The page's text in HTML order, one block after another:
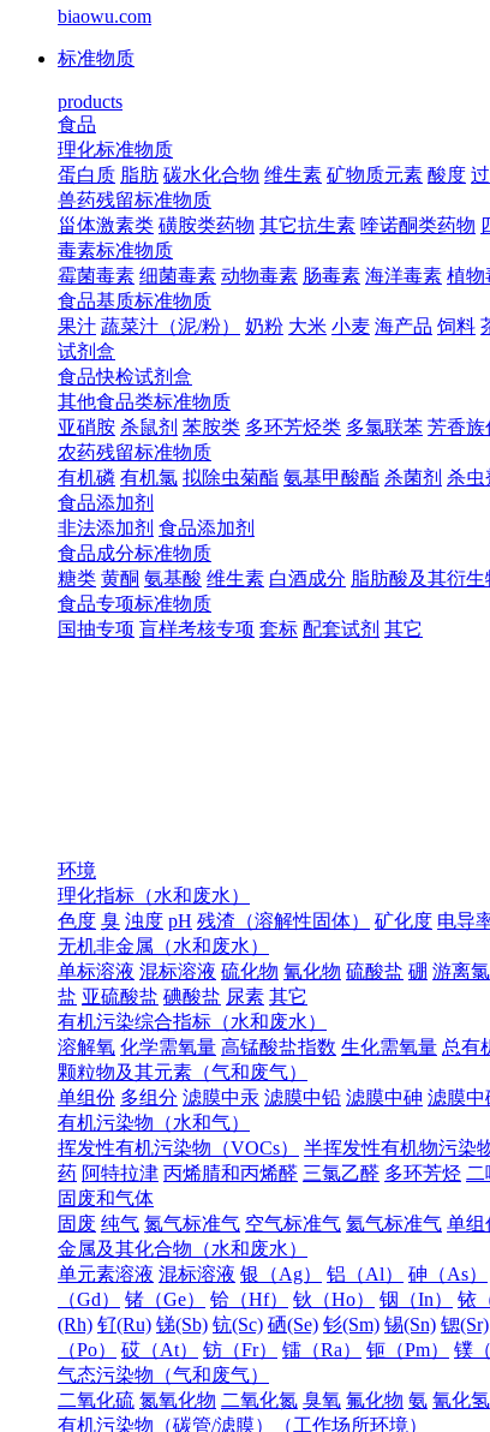
biaowu.com
标准物质
products
食品
理化标准物质
蛋白质 脂肪 碳水化合物 维生素 矿物质元素 酸度
兽药残留标准物质
甾体激素类 磺胺类药物 其它抗生素 喹诺酮类药物
毒素标准物质
霉菌毒素 细菌毒素 动物毒素 肠毒素 海洋毒素 植物
食品基质标准物质
果汁 蔬菜汁（泥/粉） 奶粉 大米 小麦 海产品 饲料
试剂盒
食品快检试剂盒
其他食品类标准物质
亚硝胺 杀鼠剂 苯胺类 多环芳烃类 多氯联苯 芳香族
农药残留标准物质
有机磷 有机氯 拟除虫菊酯 氨基甲酸酯 杀菌剂 杀虫
食品添加剂
非法添加剂 食品添加剂
食品成分标准物质
糖类 黄酮 氨基酸 维生素 白酒成分 脂肪酸及其衍生
食品专项标准物质
国抽专项 盲样考核专项 套标 配套试剂 其它
环境
理化指标（水和废水）
色度 臭 浊度 pH 残渣（溶解性固体） 矿化度 电导
无机非金属（水和废水）
单标溶液 混标溶液 硫化物 氰化物 硫酸盐 硼 游离氯
盐 亚硫酸盐 碘酸盐 尿素 其它
有机污染综合指标（水和废水）
溶解氧 化学需氧量 高锰酸盐指数 生化需氧量 总有
颗粒物及其元素（气和废气）
单组份 多组分 滤膜中汞 滤膜中铅 滤膜中砷 滤膜中
有机污染物（水和气）
挥发性有机污染物（VOCs）
半挥发性有机物污染
药 阿特拉津 丙烯腈和丙烯醛 三氯乙醛 多环芳烃
固废和气体
固废 纯气 氮气标准气 空气标准气 氦气标准气 单组
金属及其化合物（水和废水）
单元素溶液 混标溶液 银（Ag） 铝（Al） 砷（As）
（Gd）
锗（Ge） 铪（Hf） 钬（Ho） 铟（In） 铱
(Rh) 钌(Ru) 锑(Sb) 钪(Sc) 硒(Se) 钐(Sm) 锡(Sn) 锶(Sr)
（Po）
砹（At） 钫（Fr） 镭（Ra） 钷（Pm） 镤（
气态污染物（气和废气）
二氧化硫 氮氧化物 二氧化氮 臭氧 氟化物 氨 氰化氢
有机污染物（碳管/滤膜）（工作场所环境）